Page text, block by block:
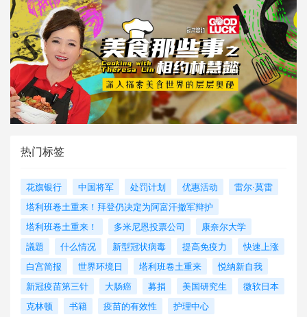
热门标签
花旗银行 中国将军 处罚计划 优惠活动
雷尔·莫雷
塔利班卷土重来！拜登仍决定为阿富汗撤军辩护
塔利班卷土重来！
多米尼恩投票公司
康奈尔大学
議題
什么情况 新型冠状病毒 提高免疫力
快速上涨
白宫简报
世界环境日 塔利班卷土重来
悦纳新自我
新冠疫苗第三针
大肠癌 募捐 美国研究生
微软日本
克林顿
书籍 疫苗的有效性
护理中心